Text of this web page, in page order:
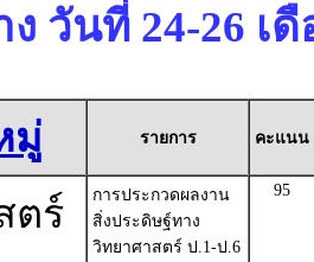
ง วันที่ 24-26 เ
มู่ รายการ คะแนน
ตร์
การประกวดผลงาน
สิ่งประดิษฐ์ทาง
วิทยาศาสตร์ ป.1-ป.6
95